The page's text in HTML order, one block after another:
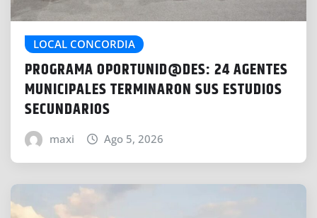
LOCAL CONCORDIA
PROGRAMA OPORTUNID@DES: 24 AGENTES
MUNICIPALES TERMINARON SUS ESTUDIOS
SECUNDARIOS
maxi Ago 5, 2026